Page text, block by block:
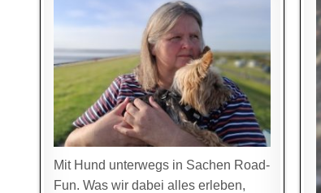
Mit Hund unterwegs in Sachen Road-
Fun. Was wir dabei alles erleben,